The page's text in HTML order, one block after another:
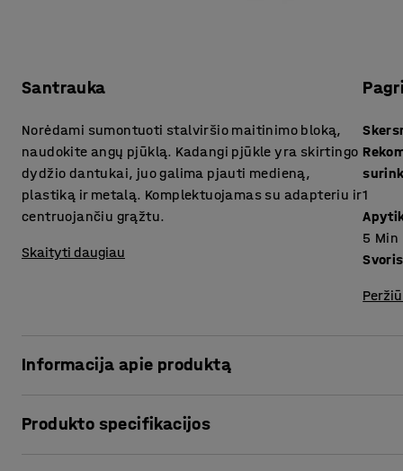
Santrauka
Norėdami sumontuoti stalviršio maitinimo bloką,
naudokite angų pjūklą. Kadangi pjūkle yra skirtingo
dydžio dantukai, juo galima pjauti medieną,
plastiką ir metalą. Komplektuojamas su adapteriu ir
centruojančiu grąžtu.
Skaityti daugiau
1
5 Min
Svoris
Informacija apie produktą
yra su skirtingo dydžio dantukais, kurie gali pjauti
Produkto specifikacijos